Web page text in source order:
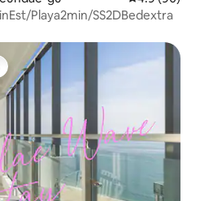
Playa2min/SS2DBedextra